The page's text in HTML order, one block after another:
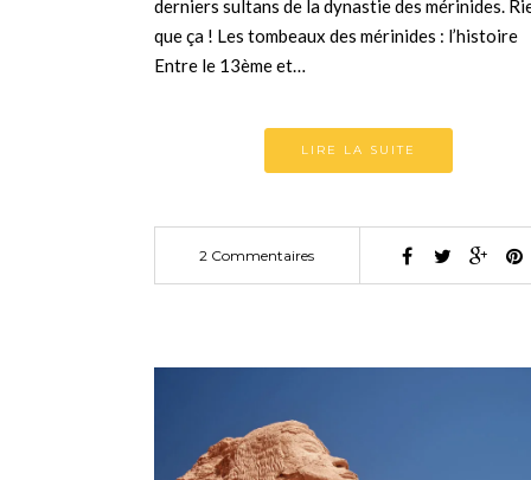
derniers sultans de la dynastie des mérinides.
que ça ! Les tombeaux des mérinides : l’histoire
Entre le 13ème et…
LIRE LA SUITE
2 Commentaires